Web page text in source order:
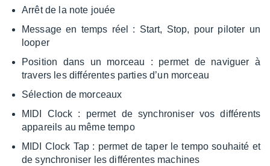
Arrêt de la note jouée
Message en temps réel : Start, Stop, pour pilo­ter un
looper
Posi­tion dans un morceau : permet de navi­guer à
travers les diffé­rentes parties d’un morceau
Sélec­tion de morceaux
MIDI Clock : permet de synchro­ni­ser vos diffé­rents
appa­reils au même tempo
MIDI Clock Tap : permet de taper le tempo souhaité et
de synchro­ni­ser les diffé­rentes machines